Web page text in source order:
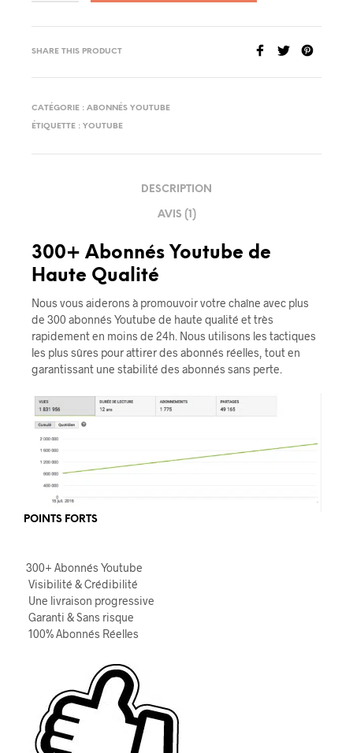
SHARE THIS PRODUCT
CATÉGORIE : ABONNÉS YOUTUBE
ÉTIQUETTE : YOUTUBE
DESCRIPTION
AVIS (1)
300+ Abonnés Youtube de
Haute Qualité
Nous vous aiderons à promouvoir votre chaîne avec plus
de 300 abonnés Youtube de haute qualité et très
rapidement en moins de 24h. Nous utilisons les tactiques
les plus sûres pour attirer des abonnés réelles, tout en
garantissant une stabilité des abonnés sans perte.
POINTS FORTS
300+ Abonnés Youtube
Visibilité & Crédibilité
Une livraison progressive
Garanti & Sans risque
100% Abonnés Réelles